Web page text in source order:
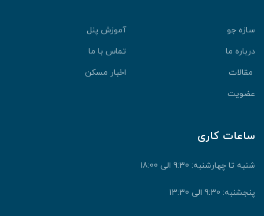
سازه جو
آموزش پنل
درباره ما
تماس با ما
مقالات
اخبار مسکن
عضویت
ساعات کاری
شنبه تا چهارشنبه: 9:30 الی 18:00
پنجشنبه: 9:30 الی 13:30